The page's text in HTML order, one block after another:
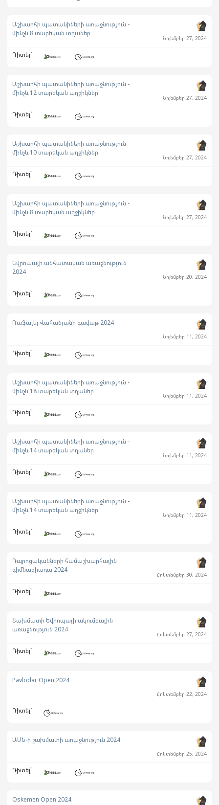
Աշխարհի պատանիների առաջնություն -
մինչև 8 տարեկան տղաներ
Նոյեմբեր 27, 2024
Դիտել`
Աշխարհի պատանիների առաջնություն -
մինչև 12 տարեկան աղջիկներ
Նոյեմբեր 27, 2024
Դիտել`
Աշխարհի պատանիների առաջնություն -
մինչև 10 տարեկան աղջիկներ
Նոյեմբեր 27, 2024
Դիտել`
Աշխարհի պատանիների առաջնություն -
մինչև 8 տարեկան աղջիկներ
Նոյեմբեր 27, 2024
Դիտել`
Եվրոպայի անհատական առաջնություն
2024
Նոյեմբեր 20, 2024
Դիտել`
Ռաֆայել Վահանյանի գավաթ 2024
Նոյեմբեր 11, 2024
Դիտել`
Աշխարհի պատանիների առաջնություն -
մինչև 18 տարեկան տղաներ
Նոյեմբեր 11, 2024
Դիտել`
Աշխարհի պատանիների առաջնություն -
մինչև 14 տարեկան տղաներ
Նոյեմբեր 11, 2024
Դիտել`
Աշխարհի պատանիների առաջնություն -
մինչև 14 տարեկան աղջիկներ
Նոյեմբեր 11, 2024
Դիտել`
Դպրոցականների համաշխարհային
գիմնազիադա 2024
Հոկտեմբեր 30, 2024
Դիտել`
Շախմատի Եվրոպայի ակումբային
առաջնություն 2024
Հոկտեմբեր 27, 2024
Դիտել`
Pavlodar Open 2024
Հոկտեմբեր 22, 2024
Դիտել`
ԱՄՆ-ի շախմատի առաջնություն 2024
Հոկտեմբեր 25, 2024
Դիտել`
Oskemen Open 2024